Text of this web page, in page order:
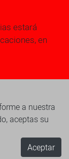
estará
en
a nuestra
aceptas su
Aceptar